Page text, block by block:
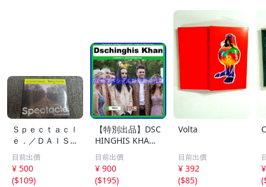
Ｓｐｅｃｔａｃｌ
ｅ．／ＤＡＩＳＨ
Ｉ ＤＡＮＣＥ /
XNAE 10022/CD/
1A209
目前出價
¥ 500
($109)
【特別出品】DSC
HINGHIS KHAN/
ジンギスカン 精
選集 110歌! 音楽
DL(MP3CD)☆
目前出價
¥ 900
($195)
Volta
目前出價
¥ 392
($85)
(